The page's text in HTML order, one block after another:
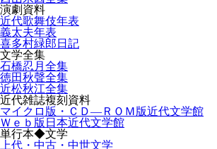
演劇資料
近代歌舞伎年表
義太夫年表
喜多村緑郎日記
文学全集
石橋忍月全集
徳田秋聲全集
近松秋江全集
近代雑誌複刻資料
マイクロ版・ＣＤ―ＲＯＭ版近代文学館
Ｗｅｂ版日本近代文学館
単行本◆文学
上代・中古・中世文学